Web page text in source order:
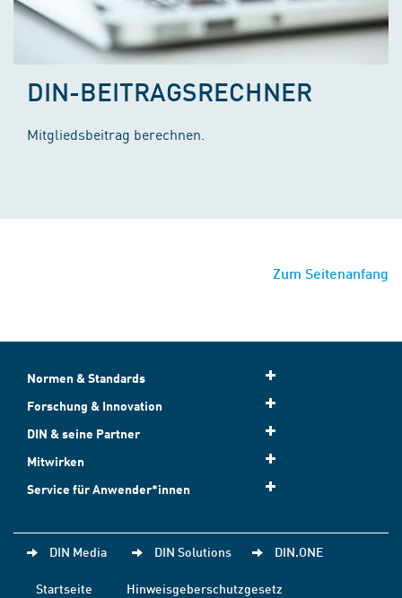
DIN-BEITRAGSRECHNER
Mitgliedsbeitrag berechnen.
Zum Seitenanfang
Normen & Standards
Forschung & Innovation
DIN & seine Partner
Mitwirken
Service für Anwender*innen
DIN Media DIN Solutions DIN.ONE
Startseite
Hinweisgeberschutzgesetz